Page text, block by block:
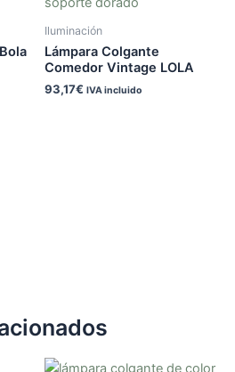
Iluminación
Lámpara Colgante
Comedor Vintage LOLA
93,17€ IVA incluido